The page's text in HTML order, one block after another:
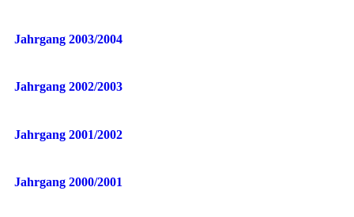
Jahrgang 2003/2004
Jahrgang 2002/2003
Jahrgang 2001/2002
Jahrgang 2000/2001